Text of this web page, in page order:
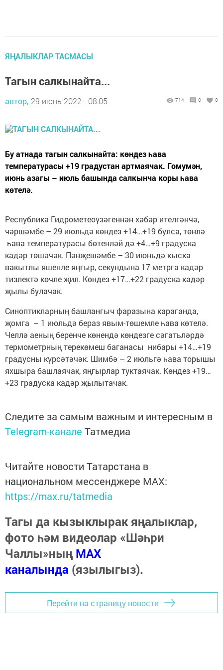
ЯҢАЛЫКЛАР ТАСМАСЫ
Тагын салкынайта...
автор, 29 июнь 2022 - 08:05 714 0 0
Бу атнада тагын салкынайта: көндез һава
температурасы +19 градустан артмаячак. Гомумән,
июнь азагы – июль башында салкынча коры һава
көтелә.
Республика Гидрометеоүзәгеннән хәбәр ителгәнчә,
чәршәмбе – 29 июльдә көндез +14…+19 булса, төнлә
һава температурасы бөтенләй дә +4…+9 градуска
кадәр төшәчәк. Пәнҗешәмбе – 30 июньдә кыска
вакытлы яшенле яңгыр, секундына 17 метрга кадәр
тизлектә көчле җил. Көндез +17…+22 градуска кадәр
җылы булачак.
Синоптикларның башлангыч фаразына караганда,
җомга – 1 июльдә бераз явым-төшемле һава көтелә.
Челлә аеның беренче көнендә көндезге сәгатьләрдә
термометрның терекөмеш баганасы нибары +14…+19
градусны күрсәтәчәк. Шимбә – 2 июльгә һава торышы
яхшыра башлаячак, яңгырлар туктаячак. Көндез +19…
+23 градуска кадәр җылытачак.
Следите за самым важным и интересным в
Telegram-канале Татмедиа
Читайте новости Татарстана в
национальном мессенджере MАХ:
https://max.ru/tatmedia
Тагы да кызыклырак яңалыклар,
фото һәм видеолар «Шәһри
Чаллы»ныңMAX
каналында (язылыгыз).
Перейти на страницу новости